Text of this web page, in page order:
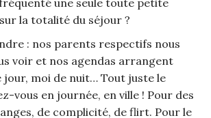
la totalité du séjour ?
: nos parents respectifs nous
voir et nos agendas arrangent
jour, moi de nuit… Tout juste le
vous en journée, en ville ! Pour des
de complicité, de flirt. Pour le